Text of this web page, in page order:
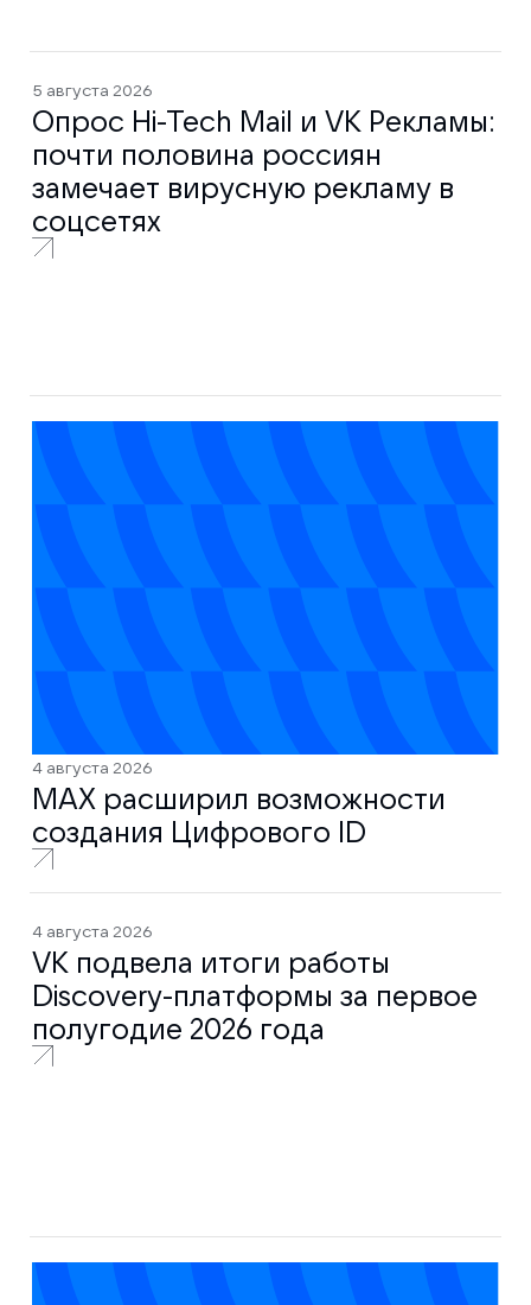
5 августа 2026
Опрос Hi-Tech Mail и VK Рекламы:
почти половина россиян
замечает вирусную рекламу в
соцсетях
4 августа 2026
MAX расширил возможности
создания Цифрового ID
4 августа 2026
VK подвела итоги работы
Discovery-платформы за первое
полугодие 2026 года